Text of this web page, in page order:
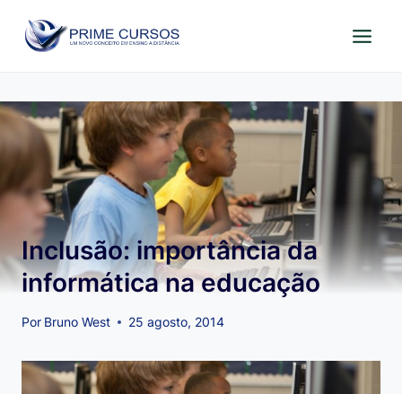
para
Inclusão: importância da
informática na educação
Por Bruno West 25 agosto, 2014